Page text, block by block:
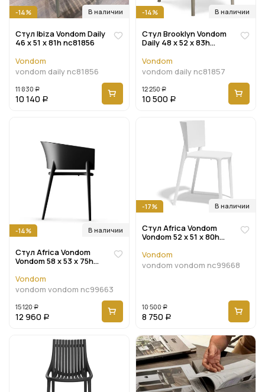
В наличии
-14%
Стул Ibiza Vondom Daily
46 x 51 x 81h nc81856
Vondom
vondom daily nc81856
11 830 Р
10 140 Р
В наличии
-14%
Стул Brooklyn Vondom
Daily 48 x 52 x 83h
Vondom
vondom daily nc81857
12 250 Р
10 500 Р
В наличии
-14%
Стул Africa Vondom
Vondom 58 x 53 x 75h
Vondom
vondom vondom nc99663
15 120 Р
12 960 Р
В наличии
-17%
Стул Africa Vondom
Vondom 52 x 51 x 80h
Vondom
vondom vondom nc99668
10 500 Р
8 750 Р